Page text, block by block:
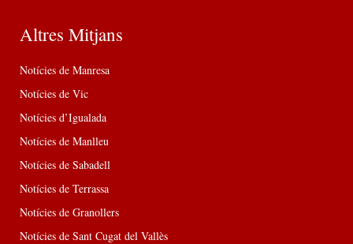
Altres Mitjans
Notícies de Manresa
Notícies de Vic
Notícies d’Igualada
Notícies de Manlleu
Notícies de Sabadell
Notícies de Terrassa
Notícies de Granollers
Notícies de Sant Cugat del Vallès